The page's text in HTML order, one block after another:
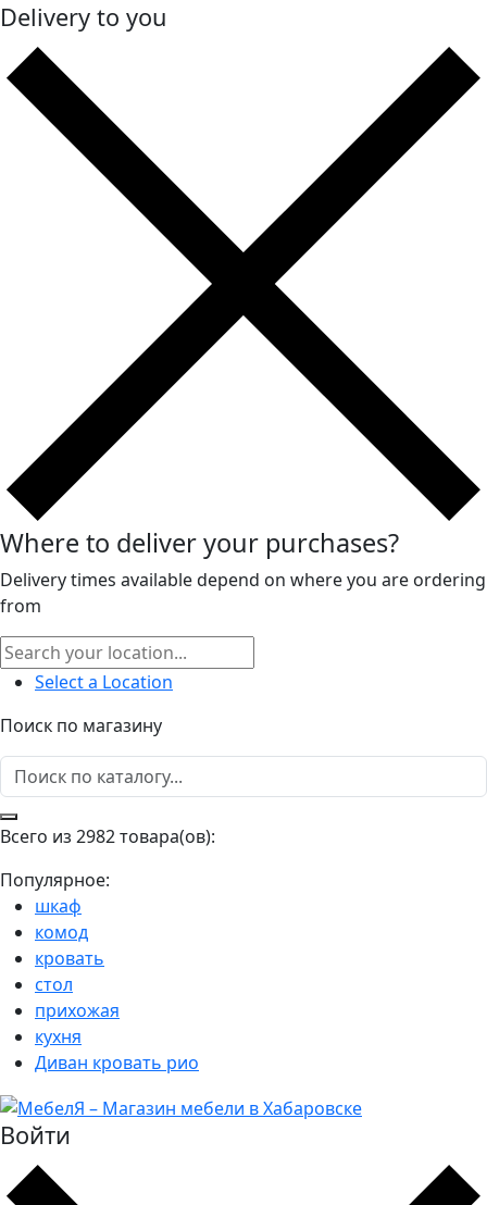
Delivery to you
Where to deliver your purchases?
Delivery times available depend on where you are ordering
from
Select a Location
Поиск по магазину
Всего из 2982 товара(ов):
Популярное:
шкаф
комод
кровать
стол
прихожая
кухня
Диван кровать рио
Войти